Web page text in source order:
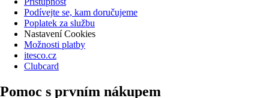
Podívejte se, kam doručujeme
Poplatek za službu
Nastavení Cookies
Možnosti platby
itesco.cz
Clubcard
Pomoc s prvním nákupem